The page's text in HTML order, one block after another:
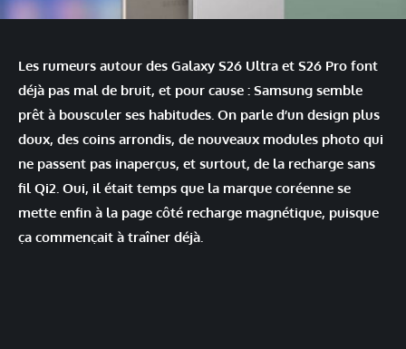
Les rumeurs autour des Galaxy S26 Ultra et S26 Pro font
déjà pas mal de bruit, et pour cause : Samsung semble
prêt à bousculer ses habitudes. On parle d’un design plus
doux, des coins arrondis, de nouveaux modules photo qui
ne passent pas inaperçus, et surtout, de la recharge sans
fil Qi2. Oui, il était temps que la marque coréenne se
mette enfin à la page côté recharge magnétique, puisque
ça commençait à traîner déjà.